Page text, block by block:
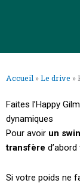
Accueil »Le drive »
Faites l’Happy
dynamiques
Pour avoir un
transfère
Si votre poids ne